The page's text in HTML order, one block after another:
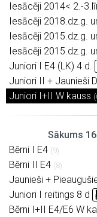
Iesācēji 2014< 2.-
Iesācēji 2018.dz.g.
Iesācēji 2015.dz.g.
Iesācēji 2015.dz.g.
Juniori I E4 (LK) 4.d.
Juniori II + Jaunieši
Juniori I+II W kauss
Sākums
Bērni I E4 (9)
Bērni II E4 (8)
Jaunieši +
Juniori I reitings 8 d
Bērni I+II E4/E6 W